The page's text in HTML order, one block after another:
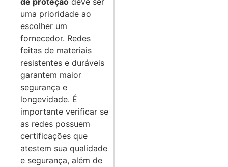
uma prioridade ao
escolher um
fornecedor. Redes
feitas de materiais
resistentes e duráveis
garantem maior
segurança e
longevidade. É
importante verificar se
as redes possuem
certificações que
atestem sua qualidade
e segurança, além de